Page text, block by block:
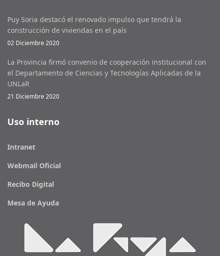
Puy Soria destacó el renovado impulso que tendrá la
construcción de viviendas en el país
02 Diciembre 2020
La Provincia firmó convenio de cooperación institucional con
el Departamento de Ciencias y Tecnologías Aplicadas de la
UNLaR
21 Diciembre 2020
Uso interno
Intranet
Webmail Oficial
Recibo Digital
Mesa de Ayuda